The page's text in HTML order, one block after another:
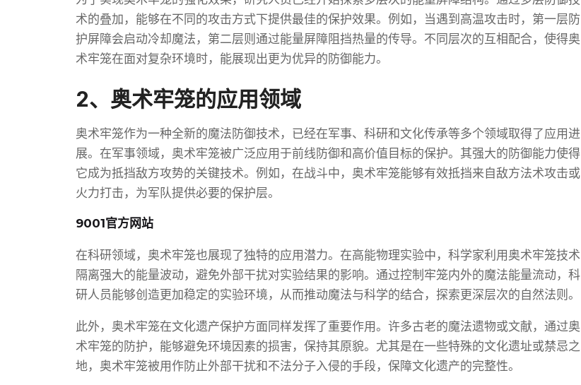
术的叠加，能够在不同的攻击方式下提供最佳的保护效果。例如，当遇到高温攻击时，第一层防
护屏障会启动冷却魔法，第二层则通过能量屏障阻挡热量的传导。不同层次的互相配合，使得奥
术牢笼在面对复杂环境时，能展现出更为优异的防御能力。
2、奥术牢笼的应用领域
奥术牢笼作为一种全新的魔法防御技术，已经在军事、科研和文化传承等多个领域取得了应用进
展。在军事领域，奥术牢笼被广泛应用于前线防御和高价值目标的保护。其强大的防御能力使得
它成为抵挡敌方攻势的关键技术。例如，在战斗中，奥术牢笼能够有效抵挡来自敌方法术攻击或
火力打击，为军队提供必要的保护层。
9001官方网站
在科研领域，奥术牢笼也展现了独特的应用潜力。在高能物理实验中，科学家利用奥术牢笼技术
隔离强大的能量波动，避免外部干扰对实验结果的影响。通过控制牢笼内外的魔法能量流动，科
研人员能够创造更加稳定的实验环境，从而推动魔法与科学的结合，探索更深层次的自然法则。
此外，奥术牢笼在文化遗产保护方面同样发挥了重要作用。许多古老的魔法遗物或文献，通过奥
术牢笼的防护，能够避免环境因素的损害，保持其原貌。尤其是在一些特殊的文化遗址或禁忌之
地，奥术牢笼被用作防止外部干扰和不法分子入侵的手段，保障文化遗产的完整性。